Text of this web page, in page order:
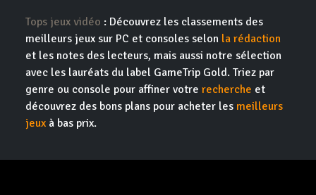
Tops jeux vidéo : Découvrez les classements des
meilleurs jeux sur PC et consoles selon la rédaction
et les notes des lecteurs, mais aussi notre sélection
avec les lauréats du label GameTrip Gold. Triez par
genre ou console pour affiner votre recherche et
découvrez des bons plans pour acheter les meilleurs
jeux à bas prix.